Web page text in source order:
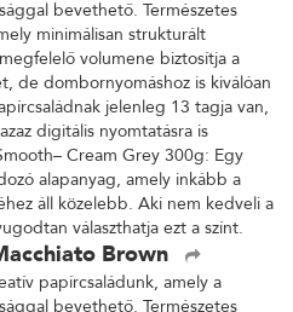
bevethető. Természetes
minimálisan strukturált
volumene biztosítja a
de dombornyomáshoz is kiválóan
jelenleg 13 tagja van,
digitális nyomtatásra is
Cream Grey 300g: Egy
alapanyag, amely inkább a
áll közelebb. Aki nem kedveli a
választhatja ezt a színt.
Brown
papírcsaládunk, amely a
bevethető. Természetes